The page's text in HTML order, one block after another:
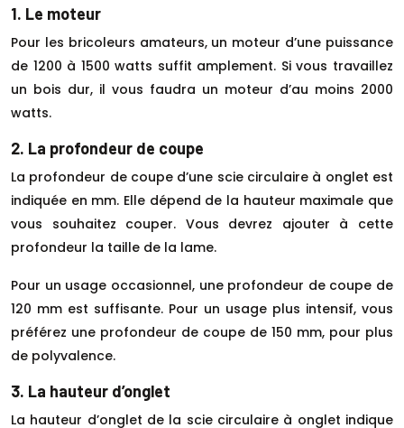
1. Le moteur
Pour les bricoleurs amateurs, un moteur d’une puissance
de 1200 à 1500 watts suffit amplement. Si vous travaillez
un bois dur, il vous faudra un moteur d’au moins 2000
watts.
2. La profondeur de coupe
La profondeur de coupe d’une scie circulaire à onglet est
indiquée en mm. Elle dépend de la hauteur maximale que
vous souhaitez couper. Vous devrez ajouter à cette
profondeur la taille de la lame.
Pour un usage occasionnel, une profondeur de coupe de
120 mm est suffisante. Pour un usage plus intensif, vous
préférez une profondeur de coupe de 150 mm, pour plus
de polyvalence.
3. La hauteur d’onglet
La hauteur d’onglet de la scie circulaire à onglet indique